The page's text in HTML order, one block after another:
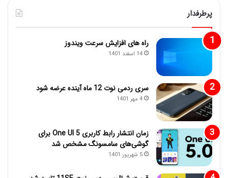
پرطرفدار
راه های افزایش سرعت ویندوز
14 اسفند 1401
سری ردمی نوت 12 ماه آینده عرضه شود
4 مهر 1401
زمان انتشار رابط کاربری One UI 5 برای
گوشی‌های سامسونگ مشخص شد
5 شهریور 1401